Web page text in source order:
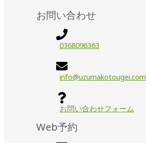
お問い合わせ
0368096363
info@uzumakotougei.com
お問い合わせフォーム
Web予約